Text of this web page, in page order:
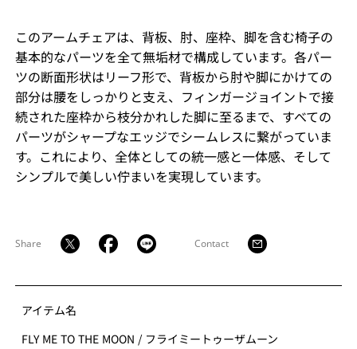
このアームチェアは、背板、肘、座枠、脚を含む椅子の
基本的なパーツを全て無垢材で構成しています。各パー
ツの断面形状はリーフ形で、背板から肘や脚にかけての
部分は腰をしっかりと支え、フィンガージョイントで接
続された座枠から枝分かれした脚に至るまで、すべての
パーツがシャープなエッジでシームレスに繋がっていま
す。これにより、全体としての統一感と一体感、そして
シンプルで美しい佇まいを実現しています。
Share Contact
アイテム名
FLY ME TO THE MOON / フライミートゥーザムーン